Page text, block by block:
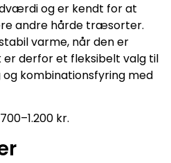
og er kendt for at
andre hårde træsorter.
varme, når den er
derfor et fleksibelt valg til
kombinationsfyring med
700–1.200 kr.